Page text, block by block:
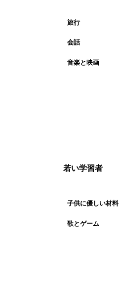
旅行
会話
音楽と映画
若い学習者
子供に優しい材料
歌とゲーム